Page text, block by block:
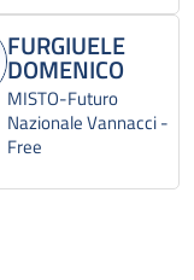
FURGIUELE
DOMENICO
MISTO-Futuro
Nazionale Vannacci -
Free